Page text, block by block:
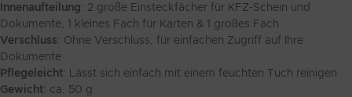
Innenaufteilung: 2 große Einsteckfächer für KFZ-Schein und
Dokumente, 1 kleines Fach für Karten & 1 großes Fach
Verschluss: Ohne Verschluss, für einfachen Zugriff auf Ihre
Dokumente
Pflegeleicht: Lässt sich einfach mit einem feuchten Tuch reinigen
Gewicht: ca. 50 g